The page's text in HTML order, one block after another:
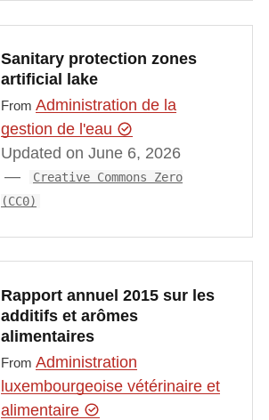
Sanitary protection zones
artificial lake
From Administration de la
gestion de l'eau
Updated on June 6, 2026
Creative Commons Zero
(CC0)
Rapport annuel 2015 sur les
additifs et arômes
alimentaires
From Administration
luxembourgeoise vétérinaire et
alimentaire